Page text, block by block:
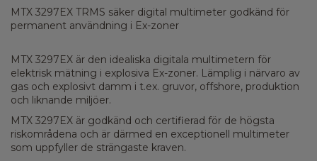
MTX 3297EX TRMS säker digital multimeter godkänd för
permanent användning i Ex-zoner
MTX 3297EX är den idealiska digitala multimetern för
elektrisk mätning i explosiva Ex-zoner. Lämplig i närvaro av
gas och explosivt damm i t.ex. gruvor, offshore, produktion
och liknande miljöer.
MTX 3297EX är godkänd och certifierad för de högsta
riskområdena och är därmed en exceptionell multimeter
som uppfyller de strängaste kraven.